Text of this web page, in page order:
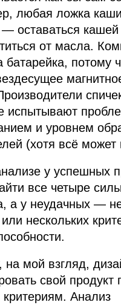
любая ложка
— оставаться кашей
от масла.
батарейка, потому
испытывают
и уровнем
(хотя всё может
у успешных
все четыре
а у неудачных —
нескольких
на мой взгляд,
свой продукт
Анализ